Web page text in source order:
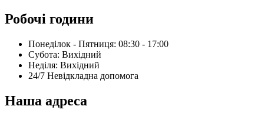
Робочі години
Понеділок - Пятниця: 08:30 - 17:00
Субота: Вихідний
Нeділя: Вихідний
24/7 Невідкладна допомога
Наша адреса